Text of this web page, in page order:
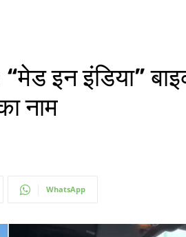
इन इंडिया”
नाम
WhatsApp